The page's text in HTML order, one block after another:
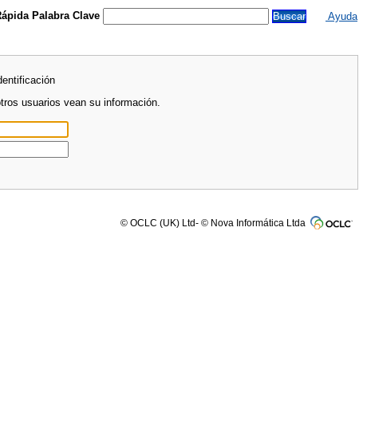
Palabra Clave Ayuda
usuarios vean su información.
© OCLC (UK) Ltd- © Nova Informática Ltda